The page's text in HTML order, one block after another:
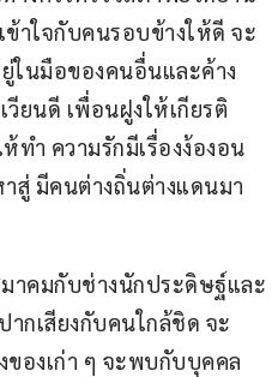
าใจกับคนรอบข้างให้ดี จะ
ในมือของคนอื่นและค้าง
ยนดี เพื่อนฝูงให้เกียรติ
ทำ ความรักมีเรื่องง้องอน
สู่ มีคนต่างถิ่นต่างแดนมา
าคมกับช่างนักประดิษฐ์และ
ากเสียงกับคนใกล้ชิด จะ
ของเก่า ๆ จะพบกับบุคคล